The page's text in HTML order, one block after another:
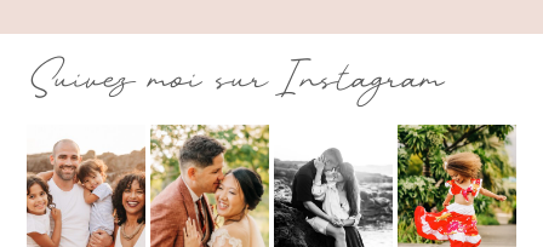
Suivez moi sur Instagram